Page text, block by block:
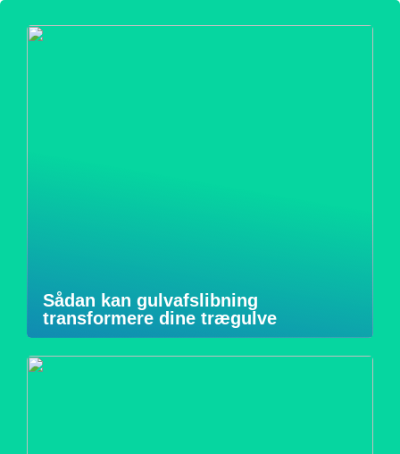
Sådan kan gulvafslibning
transformere dine trægulve